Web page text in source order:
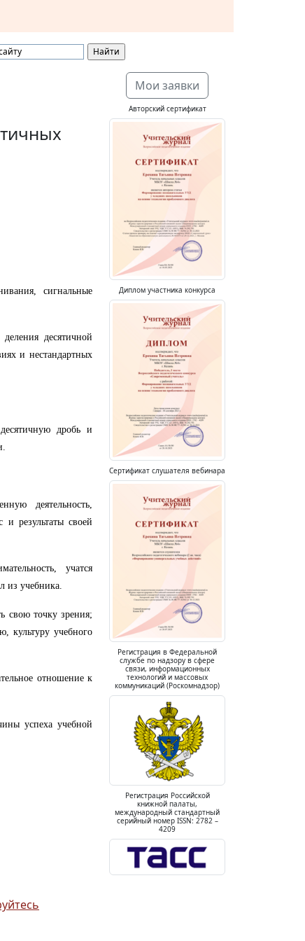
сигнальные
десятичной
и нестандартных
дробь и
деятельность,
и результаты своей
учатся
из учебника.
свою точку зрения;
культуру учебного
отношение к
успеха учебной
Мои заявки
Авторский сертификат
Диплом участника конкурса
Сертификат слушателя вебинара
Регистрация в Федеральной
службе по надзору в сфере
связи, информационных
технологий и массовых
коммуникаций (Роскомнадзор)
Регистрация Российской
книжной палаты,
международный стандартный
серийный номер ISSN: 2782 –
4209